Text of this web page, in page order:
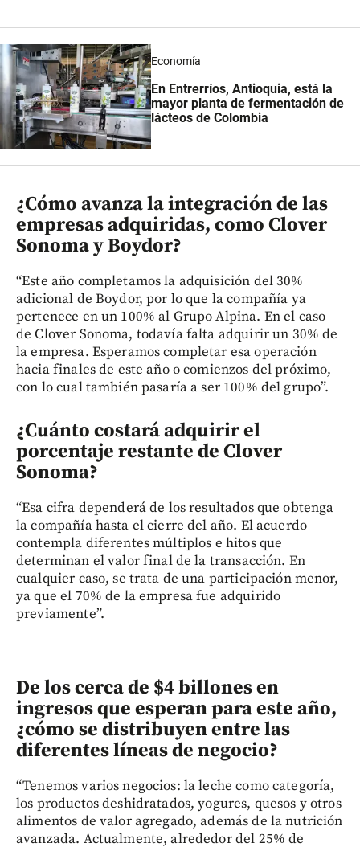
Economía
En Entrerríos, Antioquia, está la
mayor planta de fermentación de
lácteos de Colombia
¿Cómo avanza la integración de las
empresas adquiridas, como Clover
Sonoma y Boydor?
“Este año completamos la adquisición del 30%
adicional de Boydor, por lo que la compañía ya
pertenece en un 100% al Grupo Alpina. En el caso
de Clover Sonoma, todavía falta adquirir un 30% de
la empresa. Esperamos completar esa operación
hacia finales de este año o comienzos del próximo,
con lo cual también pasaría a ser 100% del grupo”.
¿Cuánto costará adquirir el
porcentaje restante de Clover
Sonoma?
“Esa cifra dependerá de los resultados que obtenga
la compañía hasta el cierre del año. El acuerdo
contempla diferentes múltiplos e hitos que
determinan el valor final de la transacción. En
cualquier caso, se trata de una participación menor,
ya que el 70% de la empresa fue adquirido
previamente”.
De los cerca de $4 billones en
ingresos que esperan para este año,
¿cómo se distribuyen entre las
diferentes líneas de negocio?
“Tenemos varios negocios: la leche como categoría,
los productos deshidratados, yogures, quesos y otros
alimentos de valor agregado, además de la nutrición
avanzada. Actualmente, alrededor del 25% de